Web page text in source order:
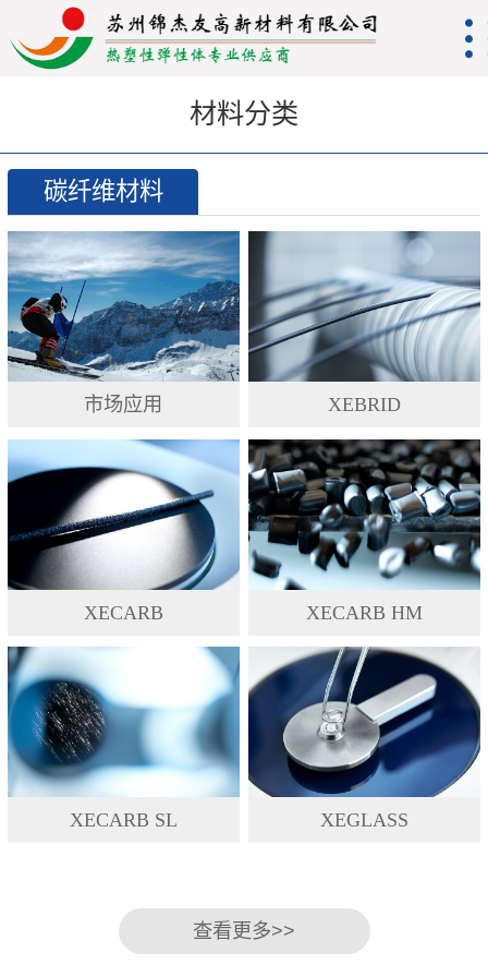
材料分类
碳纤维材料
市场应用 XEBRID
XECARB XECARB HM
XECARB SL XEGLASS